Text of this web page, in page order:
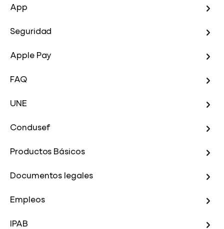
App
Seguridad
Apple Pay
FAQ
UNE
Condusef
Productos Básicos
Documentos legales
Empleos
IPAB